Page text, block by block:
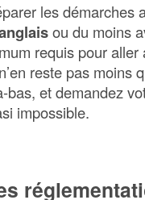
les démarches
ou du moins
requis pour
reste pas moins
bas, et demandez
impossible.